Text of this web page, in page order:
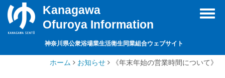
Kanagawa
Ofuroya Information
神奈川県公衆浴場業生活衛生同業組合ウェブサイト
ホーム お知らせ 《年末年始の営業時間について》